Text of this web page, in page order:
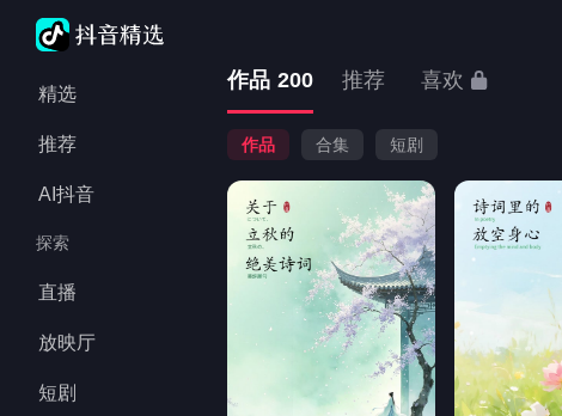
精选
推荐
AI抖音
探索
直播
放映厅
短剧
作品 200 推荐 喜欢
作品 合集 短剧